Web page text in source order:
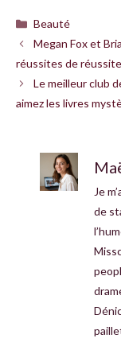
Catégories
Beauté
Megan Fox et
réussites de
Le meilleur club
aimez les livres
Je
de